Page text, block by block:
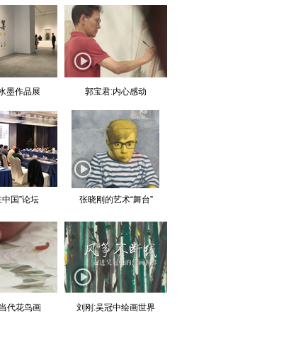
墨作品展 郭宝君:内心感动
中国”论坛 张晓刚的艺术“舞台”
代花鸟画 刘刚:吴冠中绘画世界